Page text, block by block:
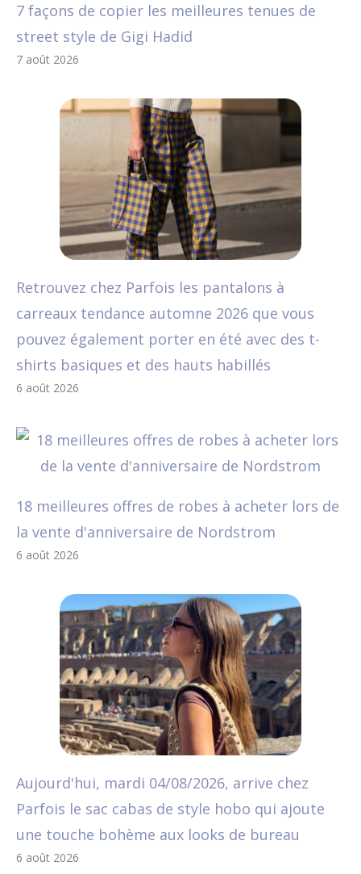
7 façons de copier les meilleures tenues de
street style de Gigi Hadid
7 août 2026
Retrouvez chez Parfois les pantalons à
carreaux tendance automne 2026 que vous
pouvez également porter en été avec des t-
shirts basiques et des hauts habillés
6 août 2026
18 meilleures offres de robes à acheter lors de
la vente d'anniversaire de Nordstrom
6 août 2026
Aujourd'hui, mardi 04/08/2026, arrive chez
Parfois le sac cabas de style hobo qui ajoute
une touche bohème aux looks de bureau
6 août 2026